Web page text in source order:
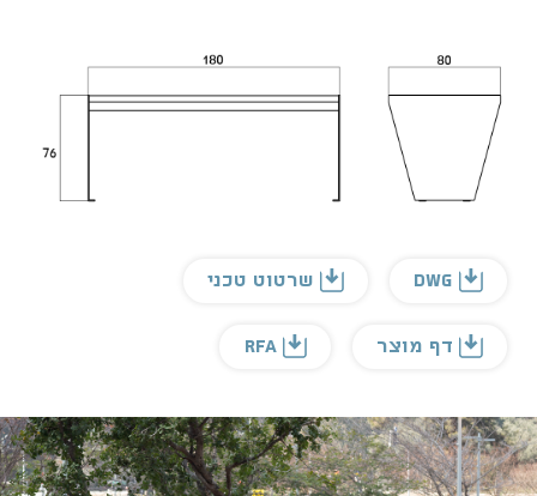
DWG שרטוט טכני
דף מוצר RFA